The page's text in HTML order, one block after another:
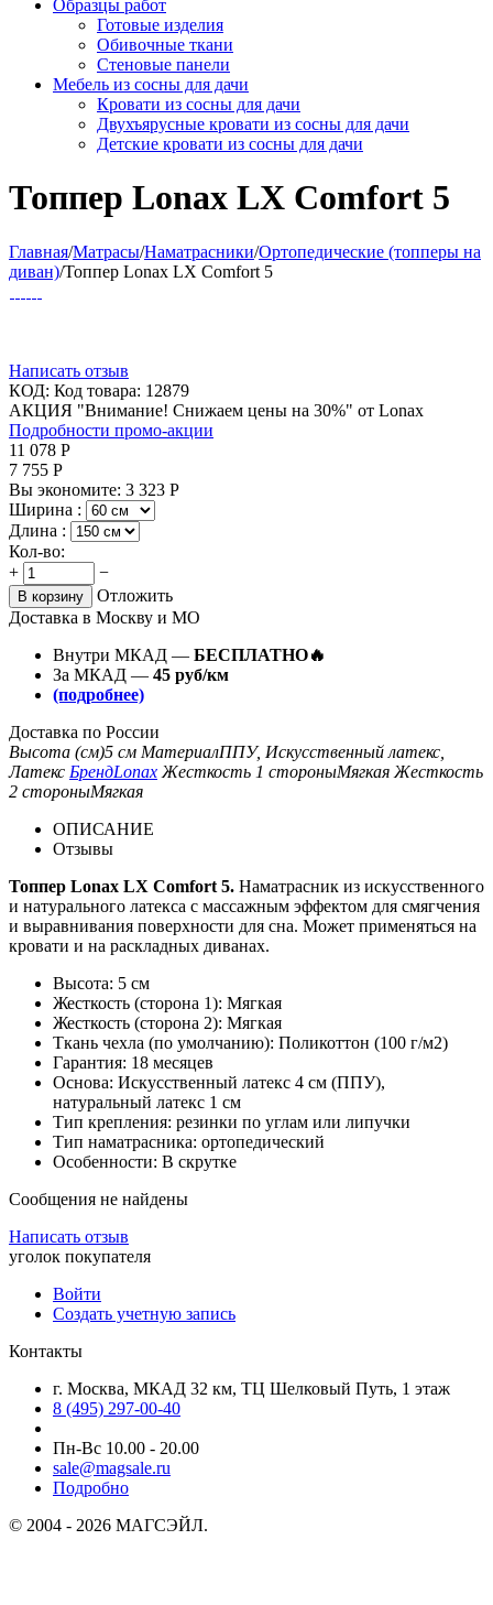
Образцы работ
Готовые изделия
Обивочные ткани
Стеновые панели
Мебель из сосны для дачи
Кровати из сосны для дачи
Двухъярусные кровати из сосны для дачи
Детские кровати из сосны для дачи
Топпер Lonax LX Comfort 5
Главная/Матрасы/Наматрасники/Ортопедические (топперы на
диван)/Топпер Lonax LX Comfort 5
Написать отзыв
КОД: Код товара: 12879
АКЦИЯ "Внимание! Снижаем цены на 30%" от Lonax
Подробности промо-акции
11 078 Р
7 755 Р
Вы экономите: 3 323 Р
Ширина :
Длина :
Кол-во:
+
−
В корзину
Отложить
Доставка в Москву и МО
Внутри МКАД — БЕСПЛАТНО🔥
За МКАД — 45 руб/км
(подробнее)
Доставка по России
Высота (см)5 см МатериалППУ, Искусственный латекс,
Латекс БрендLonax Жесткость 1 стороныМягкая Жесткость
2 стороныМягкая
ОПИСАНИЕ
Отзывы
Топпер Lonax LX Comfort 5. Наматрасник из искусственного
и натурального латекса с массажным эффектом для смягчения
и выравнивания поверхности для сна. Может применяться на
кровати и на раскладных диванах.
Высота: 5 см
Жесткость (сторона 1): Мягкая
Жесткость (сторона 2): Мягкая
Ткань чехла (по умолчанию): Поликоттон (100 г/м2)
Гарантия: 18 месяцев
Основа: Искусственный латекс 4 см (ППУ),
натуральный латекс 1 см
Тип крепления: резинки по углам или липучки
Тип наматрасника: ортопедический
Особенности: В скрутке
Сообщения не найдены
Написать отзыв
уголок покупателя
Войти
Создать учетную запись
Контакты
г. Москва, МКАД 32 км, ТЦ Шелковый Путь, 1 этаж
8 (495) 297-00-40
Пн-Вс 10.00 - 20.00
sale@magsale.ru
Подробно
© 2004 - 2026 МАГСЭЙЛ.